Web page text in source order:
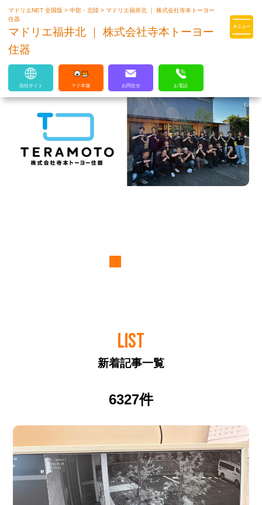
マドリエはLIXILの厳しい基準を
マドリエNET 全国版>中部・北陸>マドリエ福井北 ｜ 株式会社寺本トーヨー
住器
マドリエ福井北 ｜ 株式会社寺本トーヨー
住器
自社サイト マド本舗 お問合せ お電話
LIST
新着記事一覧
6327件